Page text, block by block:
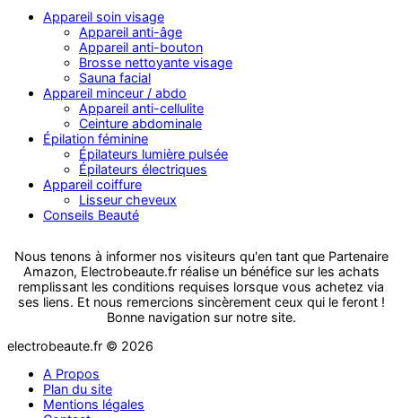
Appareil soin visage
Appareil anti-âge
Appareil anti-bouton
Brosse nettoyante visage
Sauna facial
Appareil minceur / abdo
Appareil anti-cellulite
Ceinture abdominale
Épilation féminine
Épilateurs lumière pulsée
Épilateurs électriques
Appareil coiffure
Lisseur cheveux
Conseils Beauté
Nous tenons à informer nos visiteurs qu'en tant que Partenaire
Amazon, Electrobeaute.fr réalise un bénéfice sur les achats
remplissant les conditions requises lorsque vous achetez via
ses liens. Et nous remercions sincèrement ceux qui le feront !
Bonne navigation sur notre site.
electrobeaute.fr © 2026
A Propos
Plan du site
Mentions légales